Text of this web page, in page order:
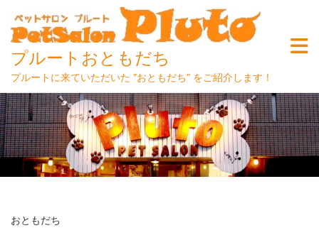
Skip
to
content
プルートおともだち
プルートに来ていただいた ”おともだち” をご紹介します！
おともだち